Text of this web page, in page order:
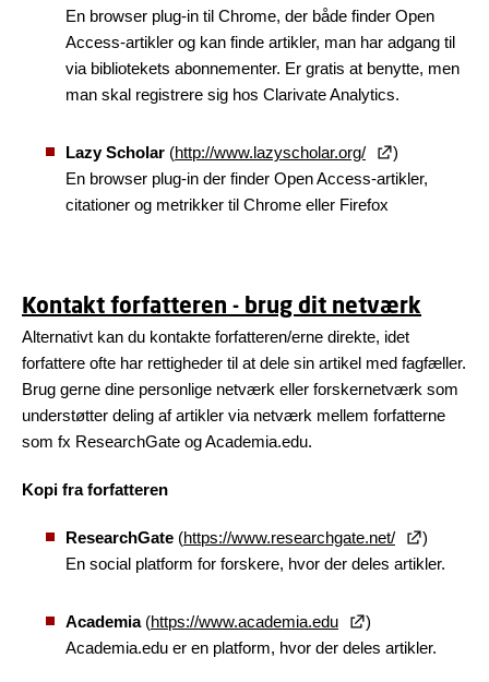
En browser plug-in til Chrome, der både finder Open
Access-artikler og kan finde artikler, man har adgang til
via bibliotekets abonnementer. Er gratis at benytte, men
man skal registrere sig hos Clarivate Analytics.
Lazy Scholar (http://www.lazyscholar.org/
)
En browser plug-in der finder Open Access-artikler,
citationer og metrikker til Chrome eller Firefox
Kontakt forfatteren - brug dit netværk
Alternativt kan du kontakte forfatteren/erne direkte, idet
forfattere ofte har rettigheder til at dele sin artikel med fagfæller.
Brug gerne dine personlige netværk eller forskernetværk som
understøtter deling af artikler via netværk mellem forfatterne
som fx ResearchGate og Academia.edu.
Kopi fra forfatteren
ResearchGate (https://www.researchgate.net/
)
En social platform for forskere, hvor der deles artikler.
Academia(https://www.academia.edu
)
Academia.edu er en platform, hvor der deles artikler.